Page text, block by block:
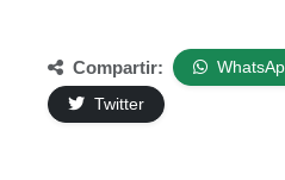
Compartir:
Twitter